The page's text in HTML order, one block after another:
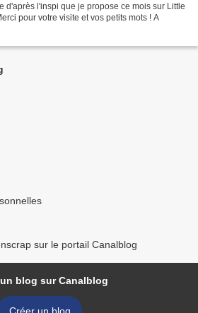
d'après l'inspi que je propose ce mois sur Little
pour votre visite et vos petits mots ! A
sur le portail Canalblog
blog sur Canalblog